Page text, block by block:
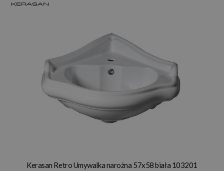
Kerasan Retro Umywalka narożna 57x58 biała 103201